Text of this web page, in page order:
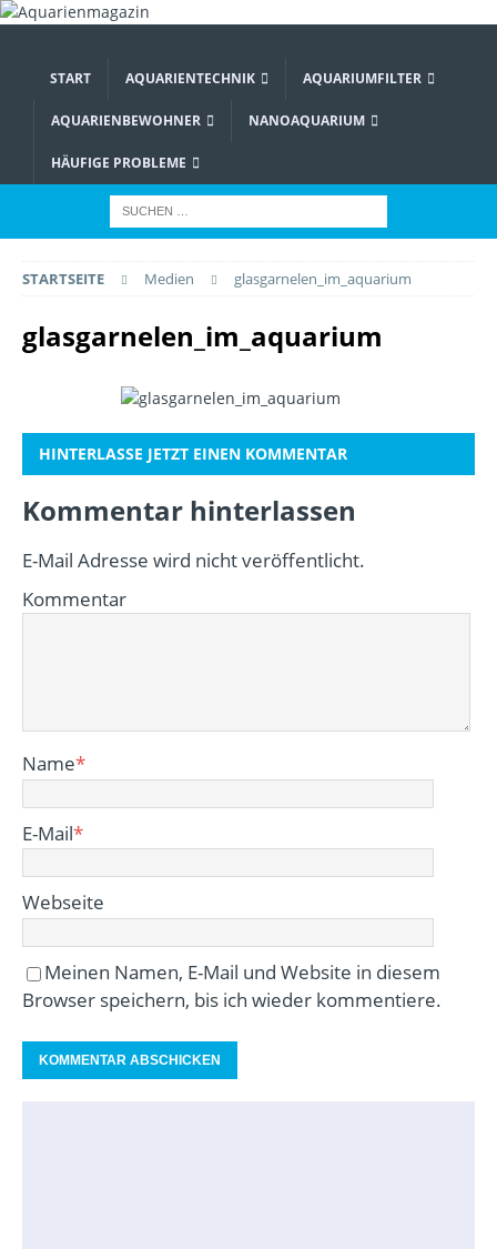
START AQUARIENTECHNIK AQUARIUMFILTER
AQUARIENBEWOHNER NANOAQUARIUM
HÄUFIGE PROBLEME
STARTSEITE Medien glasgarnelen_im_aquarium
glasgarnelen_im_aquarium
HINTERLASSE JETZT EINEN KOMMENTAR
Kommentar hinterlassen
E-Mail Adresse wird nicht veröffentlicht.
Kommentar
Name*
E-Mail*
Webseite
Meinen Namen, E-Mail und Website in diesem
Browser speichern, bis ich wieder kommentiere.